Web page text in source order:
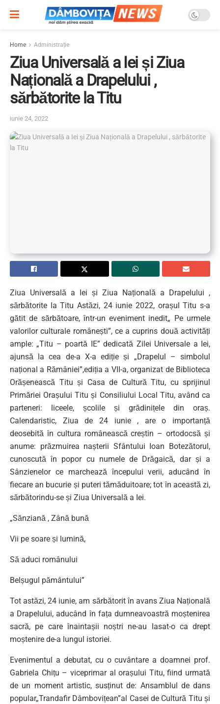
Home Administrație
Ziua Universală a Iei și Ziua
Națională a Drapelului ,
sărbătorite la Titu
iunie 24, 2022
Ziua Universală a Iei și Ziua Națională a Drapelului ,
sărbătorite la Titu Astăzi, 24 iunie 2022, orașul Titu s-a
gătit de sărbătoare, într-un eveniment inedit„ Pe urmele
valorilor culturale românești”, ce a cuprins două activități
ample: „Titu – poartă IE” dedicată Zilei Universale a Iei,
ajunsă la cea de-a X-a ediție și „Drapelul – simbolul
național a Rămâniei”,ediția a VII-a, organizat de Biblioteca
Orășenească Titu și Casa de Cultură Titu, cu sprijinul
Primăriei Orașului Titu și Consiliului Local Titu, având ca
parteneri: liceele, școlile și grădinițele din oraș.
Calendaristic, Ziua de 24 iunie , are o importanță
deosebită în cultura românească creștin – ortodocsă și
anume: prăzmuirea nașterii Sfântului Ioan Botezătorul,
cunoscută în popor cu numele de Drăgaică, dar și a
Sânzienelor ce marchează începului verii, aducând în
fiecare an bucurie și puteri tămăduitoare; tot în această zi,
sărbătorindu-se și Ziua Universală a Iei.
„Sănziană , Zână bună
Vii pe soare și lumină,
Să aduci românului
Belșugul pământului”
Tot astăzi, 24 iunie, am sărbătorit în avans Ziua Națională
a Drapelului, aducând în fața dumneavoastră moștenirea
sacră, pe care înaintașii noștri ne-au lasat-o ca drept
moștenire de-a lungul istoriei.
Evenimentul a debutat, cu o cuvântare a doamnei prof.
Gabriela Chițu – viceprimar al orașului Titu, fiind urmată
de un moment artistic, susținut de: Ansamblul de dans
popular„Trandafir Dâmbovițean”al Casei de Cultură Titu și